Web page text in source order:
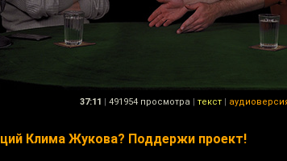
37:11 | 491954 просмотра | текст |
Клима Жукова? Поддержи проект!